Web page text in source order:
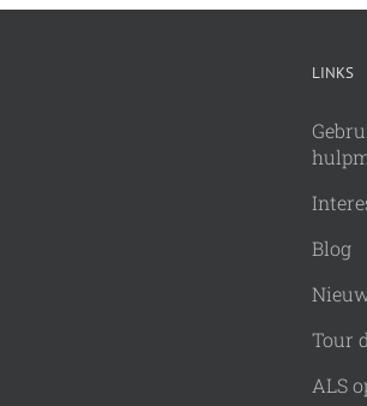
LINKS
Blog
Tour
ALS